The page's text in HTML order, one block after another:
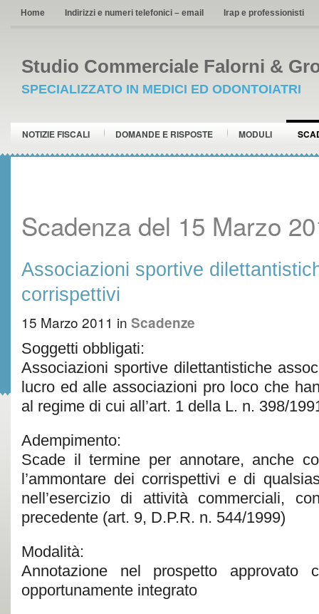
Home Indirizzi e numeri telefonici – email Irap e professionisti
Studio Commerciale Falorni &
SPECIALIZZATO IN MEDICI ED ODONTOIATRI
NOTIZIE FISCALI DOMANDE E RISPOSTE MODULI
Scadenza del 15 Marzo
Associazioni sportive
corrispettivi
15 Marzo 2011 in Scadenze
Soggetti obbligati:
Associazioni sportive dilettantistiche
lucro ed alle associazioni pro loco che
al regime di cui all’art. 1 della L. n. 398/
Adempimento:
Scade il termine per annotare, anche
l’ammontare dei corrispettivi e di
nell’esercizio di attività commerciali,
precedente (art. 9, D.P.R. n. 544/1999)
Modalità:
Annotazione nel prospetto approvato
opportunamente integrato